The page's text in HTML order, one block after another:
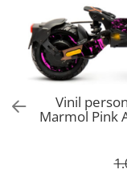
Trotinete Peste
Trotinete cu Scaun
Trotinete cu Cheie
Trotinete cu Baterie
Trotinete cu Cheie
Trotinete cu
Trotinete cu Ghidon
ATV 200cc
ATV 1000W
ATV 1500W
Suporturi pentru
Oglinzi retrovizoare
Ornamente,
Iluminare decorativă
Protecții la coliziune
KuKirin G3
KuKirin G2 Master
KuKirin G1 Pro
KuKirin V1 Pro
KuKirin V2Vinil
Marmol Pink